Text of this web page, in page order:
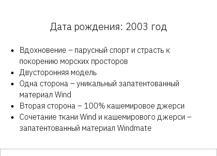
Дата рождения: 2003 год
Вдохновение – парусный спорт и страсть к
покорению морских просторов
Двусторонняя модель
Одна сторона – уникальный запатентованный
материал Wind
Вторая сторона – 100% кашемировое джерси
Сочетание ткани Wind и кашемирового джерси –
запатентованный материал Windmate